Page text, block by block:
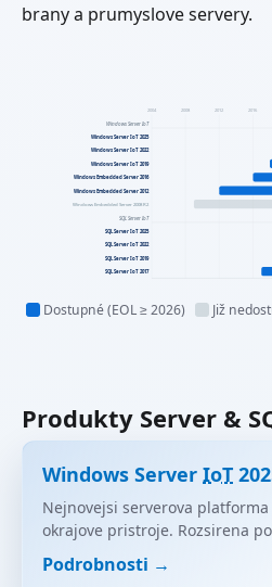
brany a prumyslove servery.
2004 2008 2012 2016
Windows Server IoT
Windows Server IoT 2025
Windows Server IoT 2022
Windows Server IoT 2019
Windows Embedded Server 2016
Windows Embedded Server 2012
Windows Embedded Server 2008 R2
SQL Server IoT
SQL Server IoT 2025
SQL Server IoT 2022
SQL Server IoT 2019
SQL Server IoT 2017
Dostupné (EOL ≥ 2026) Již
Produkty Server &
Windows Server IoT
Nejnovejsi serverova platforma
okrajove pristroje. Rozsirena
Podrobnosti →